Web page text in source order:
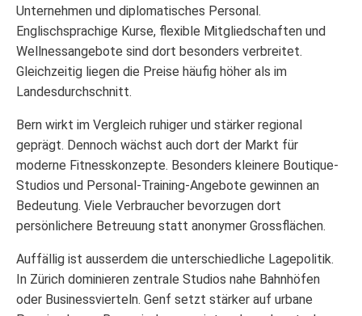
Unternehmen und diplomatisches Personal.
Englischsprachige Kurse, flexible Mitgliedschaften und
Wellnessangebote sind dort besonders verbreitet.
Gleichzeitig liegen die Preise häufig höher als im
Landesdurchschnitt.
Bern wirkt im Vergleich ruhiger und stärker regional
geprägt. Dennoch wächst auch dort der Markt für
moderne Fitnesskonzepte. Besonders kleinere Boutique-
Studios und Personal-Training-Angebote gewinnen an
Bedeutung. Viele Verbraucher bevorzugen dort
persönlichere Betreuung statt anonymer Grossflächen.
Auffällig ist ausserdem die unterschiedliche Lagepolitik.
In Zürich dominieren zentrale Studios nahe Bahnhöfen
oder Businessvierteln. Genf setzt stärker auf urbane